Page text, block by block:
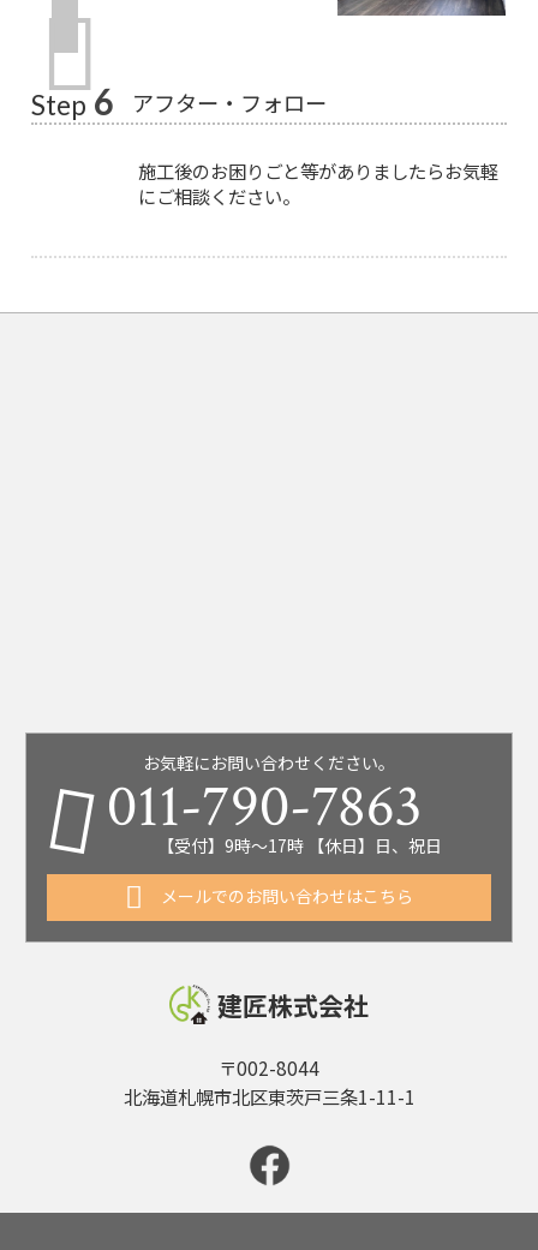
Step 6 アフター・フォロー
施工後のお困りごと等がありましたらお気軽
にご相談ください。
お気軽にお問い合わせください。
011-790-7863
【受付】9時～17時 【休日】日、祝日
メールでのお問い合わせはこちら
建匠株式会社
〒002-8044
北海道札幌市北区東茨戸三条1-11-1